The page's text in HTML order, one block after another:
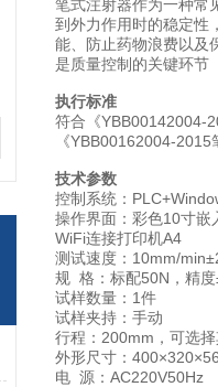
笔式注射器作为一种常
到外力作用时的稳定性
能、防止药物浪费以及
是质量控制的关键环节
执行标准
符合《YBB00142004-
《YBB00162004-
技术参数
控制系统：
操作界面：彩色10寸嵌
WiFi连接打印机A4
测试速度：10mm/
规 格：标配50N，精
试样数量：1件
试样夹持：手动
行程：200mm，可选
外形尺寸：
电 源：AC220V50Hz